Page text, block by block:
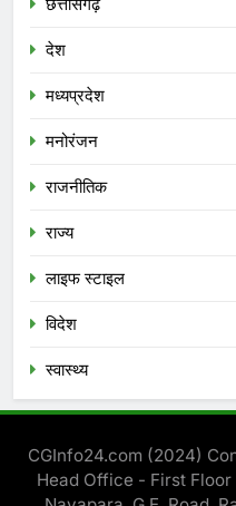
छत्तीसगढ़
देश
मध्‍यप्रदेश
मनोरंजन
राजनीतिक
राज्य
लाइफ स्टाइल
विदेश
स्‍वास्‍थ्‍य
CGInfo24.com (2024)
Head Office - First Floor